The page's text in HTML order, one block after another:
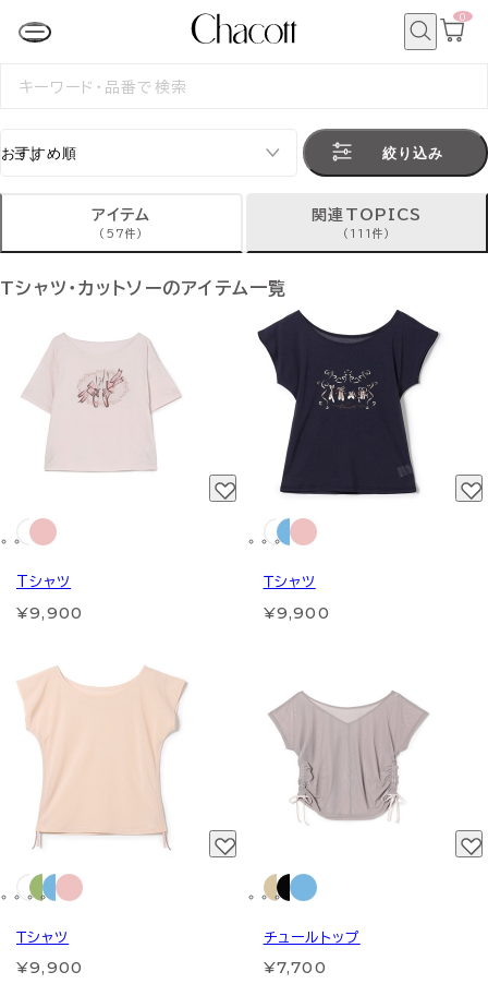
カ
0
検
絞り込み
アイテム
(57件)
関連TOPICS
(111件)
Tシャツ・カットソーのアイテム一覧
Tシャツ
¥9,900
Ｔシャツ
¥9,900
Ｔシャツ
¥9,900
チュールトップ
¥7,700